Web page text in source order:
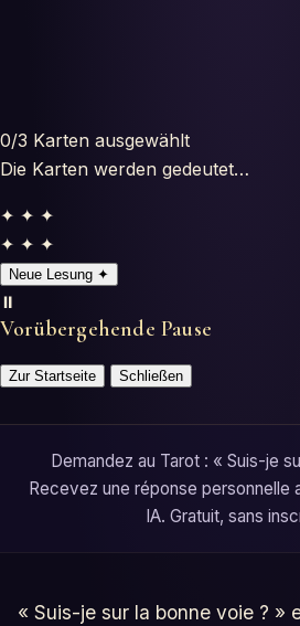
0/3 Karten ausgewählt
Die Karten werden gedeutet…
✦ ✦ ✦
✦ ✦ ✦
Neue Lesung ✦
⏸️
Vorübergehende Pause
Zur Startseite Schließen
Demandez au Tarot : « Suis-je
Recevez une réponse personnelle
IA. Gratuit, sans
« Suis-je sur la bonne voie ? »